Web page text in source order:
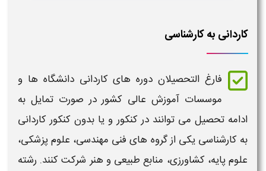
کاردانی به کارشناسی
فارغ التحصیلان دوره های کاردانی دانشگاه ها و
موسسات آموزش عالی کشور در صورت تمایل به
ادامه تحصیل می توانند در کنکورو یا بدون کنکور کاردانی
به کارشناسی یکی از گروه های فنی مهندسی، علوم پزشکی،
علوم پایه، کشاورزی، منابع طبیعی و هنر شرکت کنند. رشته